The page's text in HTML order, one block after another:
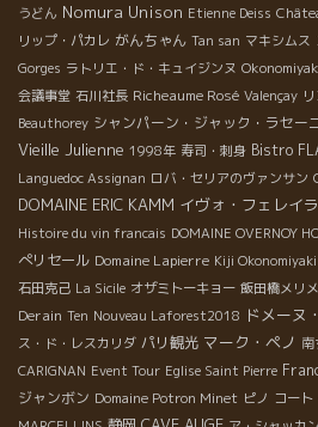
うどん Nomura Unison Etienne Deiss
リップ・パカレ がんちゃん Tan san マキシムス
Gorges ラトリエ・ド・キュイジンヌ
会議事堂 石川社長 Richeaume Rosé Valençay
Beauthorey シャンパーン・ジャック・ラセー
Vieille Julienne 1998年 寿司・刺身 Bistro
Languedoc Assignan ロバ・セリアのヴァンサン
DOMAINE ERIC KAMM イヴォ・フェレイラ
Histoire du vin francais DOMAINE OVERNOY
ぺリセール Domaine Lapierre Kiji Okonomiyaki
石田克己 La Sicile オザミトーキョー 飯田橋メリ
Derain Ten Nouveau Laforest2018 ドメーヌ
ス・ド・レスカリダ パリ観光 マーク・ペノ 南
CARIGNAN Event Tour Eglise Saint Pierre
ジャンボン Domaine Potron Minet ピノ コー